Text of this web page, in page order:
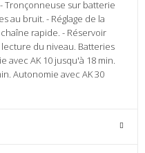
Tronçonneuse sur batterie
au bruit. - Réglage de la
rapide. - Réservoir
du niveau. Batteries
AK 10 jusqu'à 18 min.
Autonomie avec AK 30